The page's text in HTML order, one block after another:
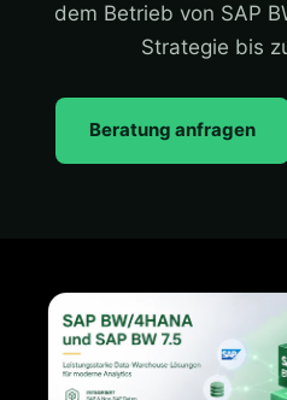
dem Betrieb von SAP
Strategie bis
Beratung anfragen